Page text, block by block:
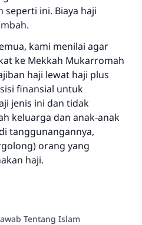
seperti ini. Biaya haji
kami menilai agar
ke Mekkah Mukarromah
haji lewat haji plus
finansial untuk
jenis ini dan tidak
keluarga dan anak-anak
tanggunangannya,
orang yang
haji.
Tentang Islam